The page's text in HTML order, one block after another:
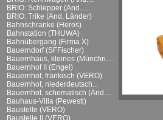
BRIO: Schlepper (And....
BRIO: Trike (And. Länder)
Bahnschranke (Heros)
Bahnstation (THUWA)
Bahnübergang (Firma X)
Bauerndorf (SFFischer)
Bauernhaus, kleines (Münchn....
Bauernhof II (Engel)
Bauernhof, fränkisch (VERO)
Bauernhof, niederdeutsch...
Bauernhof, schematisch (And....
Bauhaus-Villa (Pewesti)
Baustelle (VERO)
Baustelle II (VERO)